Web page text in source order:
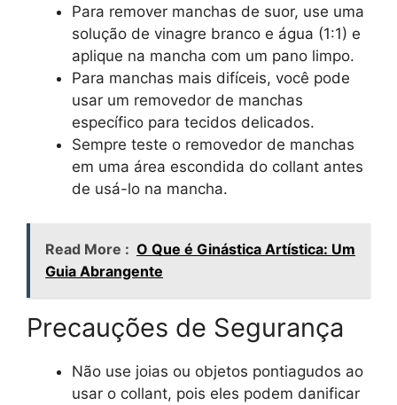
Para remover manchas de suor, use uma
solução de vinagre branco e água (1:1) e
aplique na mancha com um pano limpo.
Para manchas mais difíceis, você pode
usar um removedor de manchas
específico para tecidos delicados.
Sempre teste o removedor de manchas
em uma área escondida do collant antes
de usá-lo na mancha.
Read More : O Que é Ginástica Artística: Um
Guia Abrangente
Precauções de Segurança
Não use joias ou objetos pontiagudos ao
usar o collant, pois eles podem danificar